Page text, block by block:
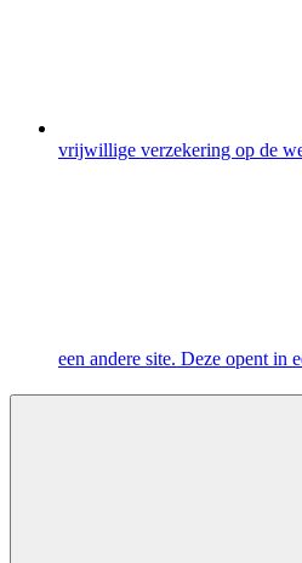
vrijwillige verzekering op de
een andere site. Deze opent in